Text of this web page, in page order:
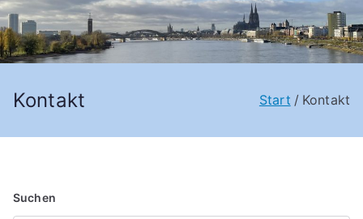
Kontakt Start Kontakt
Suchen